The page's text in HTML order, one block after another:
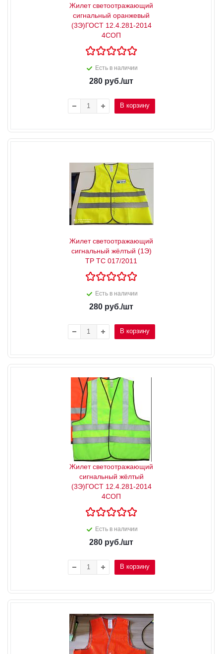
Жилет светоотражающий
сигнальный оранжевый
(3Э)ГОСТ 12.4.281-2014
4СОП
Есть в наличии
280 руб./шт
В корзину
Жилет светоотражающий
сигнальный жёлтый (1Э)
ТР ТС 017/2011
Есть в наличии
280 руб./шт
В корзину
Жилет светоотражающий
сигнальный жёлтый
(3Э)ГОСТ 12.4.281-2014
4СОП
Есть в наличии
280 руб./шт
В корзину